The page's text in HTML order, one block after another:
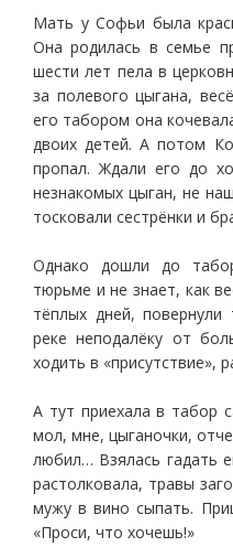
Мать у Софьи была
Она родилась в семье
шести лет пела в
за полевого цыгана,
его табором она
двоих детей. А потом
пропал. Ждали его до
незнакомых цыган, не
тосковали сестрёнки и
Однако дошли до
тюрьме и не знает, как
тёплых дней,
реке неподалёку от
ходить в «присутствие»,
А тут приехала в табор
мол, мне, цыганочки,
любил… Взялась гадать
растолковала, травы
мужу в вино сыпать.
«Проси, что хочешь!»